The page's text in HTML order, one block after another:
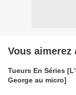
Vous aimerez
Tueurs En Séries
George au micro]